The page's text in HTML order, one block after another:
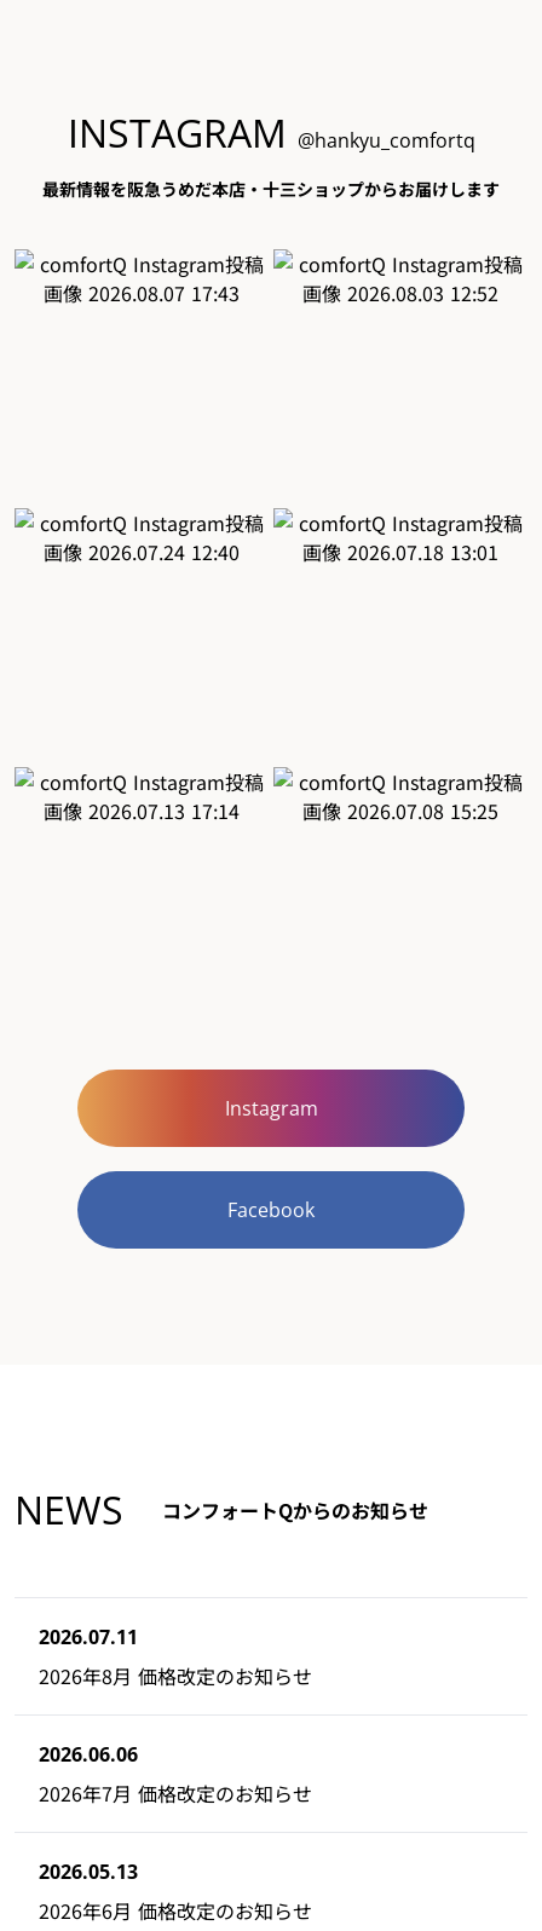
INSTAGRAM @hankyu_comfortq
最新情報を阪急うめだ本店・十三ショップからお届けします
Instagram
Facebook
NEWS コンフォートQからのお知らせ
2026.07.11
2026年8月 価格改定のお知らせ
2026.06.06
2026年7月 価格改定のお知らせ
2026.05.13
2026年6月 価格改定のお知らせ